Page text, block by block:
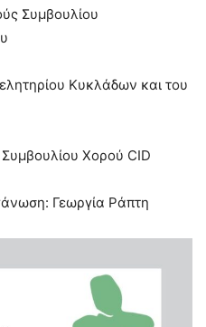
Συμβουλίου
Κυκλάδων και του
Συμβουλίου Χορού CID
Γεωργία Ράπτη